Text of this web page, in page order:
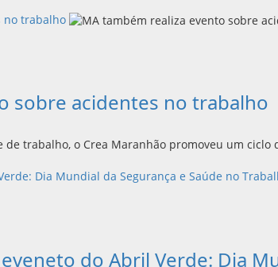
no trabalho
sobre acidentes no trabalho
de trabalho, o Crea Maranhão promoveu um ciclo
Dia Mundial da Segurança e Saúde no
eveneto do Abril Verde: Dia